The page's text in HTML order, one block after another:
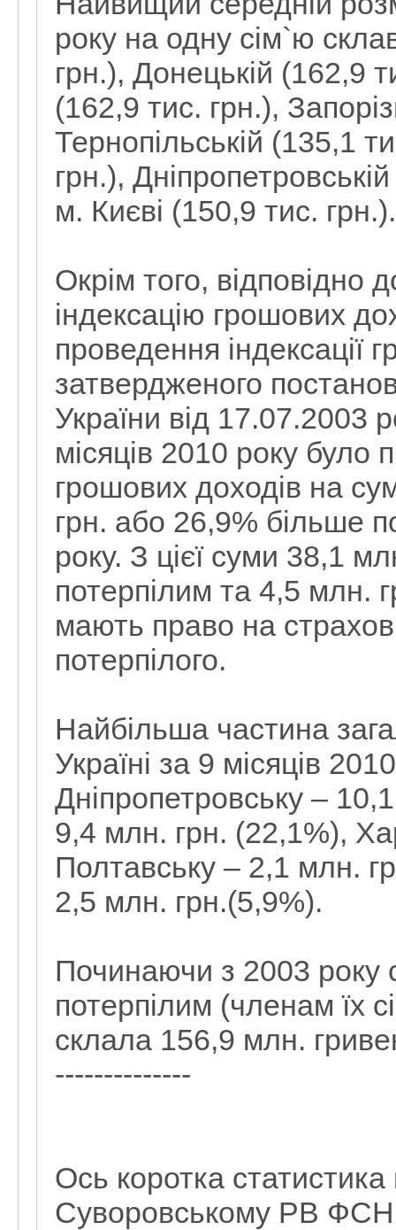
року на одну сім`ю
грн.), Донецькій (162,9
(162,9 тис. грн.),
Тернопільській (135,1
грн.),
м. Києві (150,9 тис. грн.).
Окрім того, відповідно
індексацію грошових
проведення індексації
затвердженого
України від 17.07.2003
місяців 2010 року було
грошових доходів на
грн. або 26,9% більше
року. З цієї суми 38,1
потерпілим та 4,5 млн.
мають право на
потерпілого.
Найбільша частина
Україні за 9 місяців
Дніпропетровську –
9,4 млн. грн. (22,1%),
Полтавську – 2,1 млн.
2,5 млн. грн.(5,9%).
Починаючи з 2003 року
потерпілим (членам їх
склала 156,9 млн.
--------------
Ось коротка
Суворовському РВ